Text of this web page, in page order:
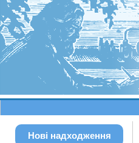
Нові надходження